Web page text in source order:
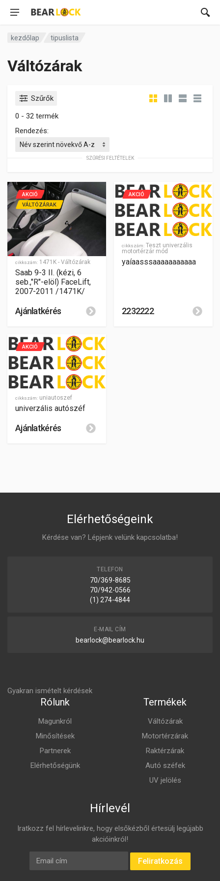
kezdőlap tipuslista
Váltózárak
Szűrők
0 - 32 termék
Rendezés:
SZŰRÉSI FELTÉTELEK
cikkszám: 1471K - Váltózárak
AKCIÓ
VÁLTÓZÁRAK
Saab 9-3 II. (kézi, 6
seb.,"R"-elöl) FaceLift,
2007-2011 /1471K/
Ajánlatkérés
cikkszám: Teszt univerzális
motortérzár mód
AKCIÓ
yaíaasssaaaaaaaaaaa
2232222
cikkszám: uniautoszef
AKCIÓ
univerzális autószéf
Ajánlatkérés
Elérhetőségeink
Kérdése van? Lépjenk velünk kapcsolatba!
TELEFON
70/369-8685
70/942-0566
(1) 274-4844
E-MAIL CÍM
bearlock@bearlock.hu
Gyakran ismételt kérdések
Rólunk
Magunkról
Minősítések
Partnerek
Elérhetőségünk
Termékek
Váltózárak
Motortérzárak
Raktérzárak
Autó széfek
UV jelölés
Hírlevél
Iratkozz fel hírlevelinkre, hogy elsőkézből értesülj legújabb
akcióinkról!
E-mail cím
Feliratkozás